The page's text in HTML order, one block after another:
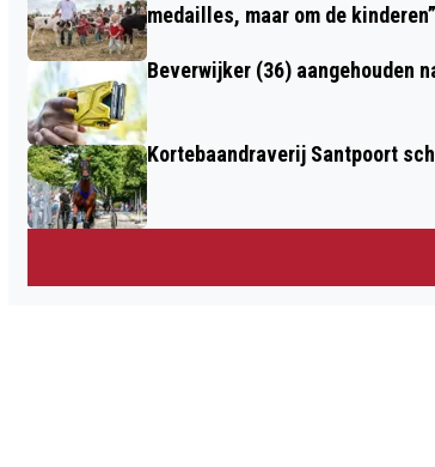
medailles, maar om de kinderen”
Beverwijker (36) aangehouden
Kortebaandraverij Santpoort